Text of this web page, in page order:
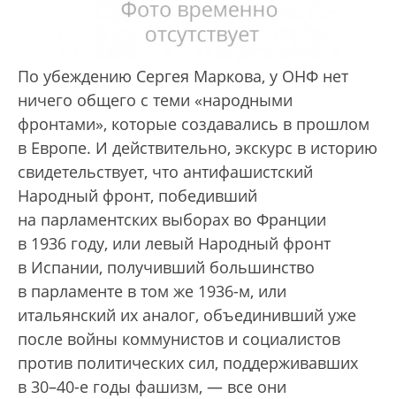
По убеждению Сергея Маркова, у ОНФ нет
ничего общего с теми «народными
фронтами», которые создавались в прошлом
в Европе. И действительно, экскурс в историю
свидетельствует, что антифашистский
Народный фронт, победивший
на парламентских выборах во Франции
в 1936 году, или левый Народный фронт
в Испании, получивший большинство
в парламенте в том же 1936-м, или
итальянский их аналог, объединивший уже
после войны коммунистов и социалистов
против политических сил, поддерживавших
в 30–40-е годы фашизм, — все они